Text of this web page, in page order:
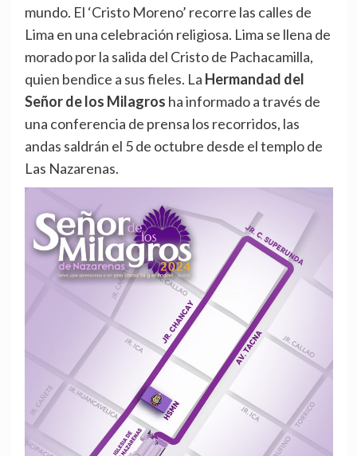
mundo. El ‘Cristo Moreno’ recorre las calles de
Lima en una celebración religiosa. Lima se llena de
morado por la salida del Cristo de Pachacamilla,
quien bendice a sus fieles. La Hermandad del
Señor de los Milagros ha informado a través de
una conferencia de prensa los recorridos, las
andas saldrán el 5 de octubre desde el templo de
Las Nazarenas.